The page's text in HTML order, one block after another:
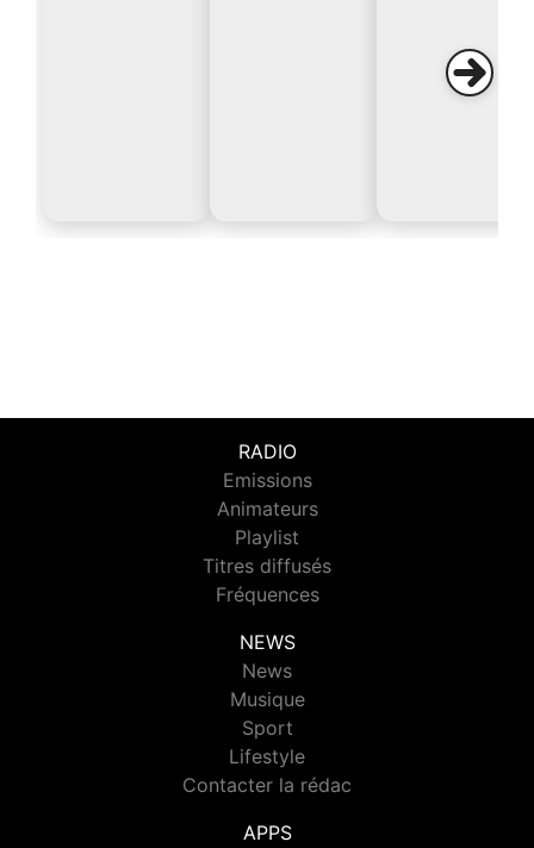
RADIO
Emissions
Animateurs
Playlist
Titres diffusés
Fréquences
NEWS
News
Musique
Sport
Lifestyle
Contacter la rédac
APPS